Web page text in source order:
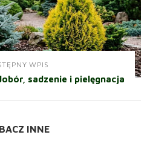
WPIS
sadzenie i pielęgnacja
INNE